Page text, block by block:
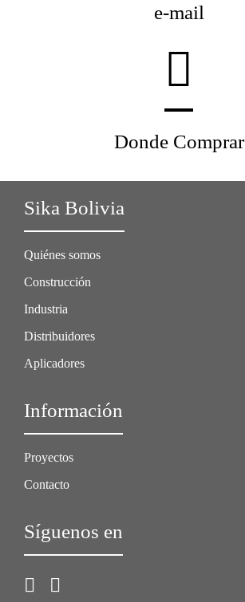
e-mail
Donde Comprar
Sika Bolivia
Quiénes somos
Construcción
Industria
Distribuidores
Aplicadores
Información
Proyectos
Contacto
Síguenos en